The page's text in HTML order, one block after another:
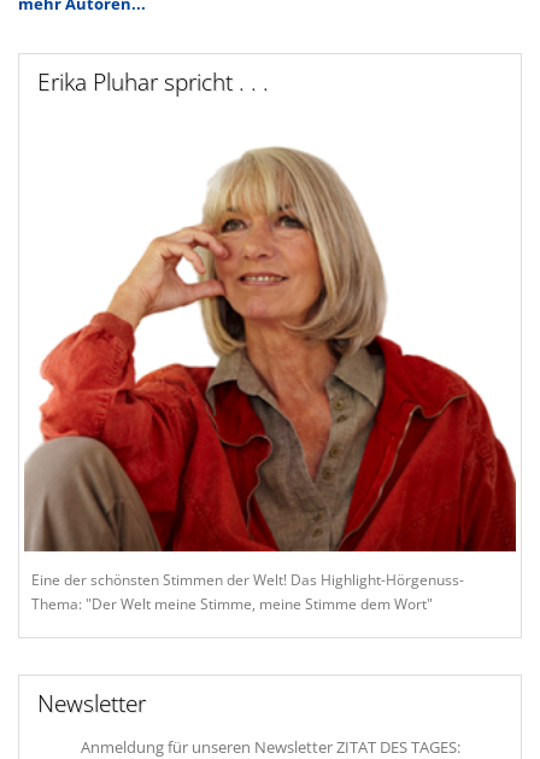
Erika Pluhar spricht . . .
Eine der schönsten Stimmen der Welt! Das Highlight-Hörgenuss-
Thema: "Der Welt meine Stimme, meine Stimme dem Wort"
Newsletter
Anmeldung für unseren Newsletter ZITAT DES TAGES: